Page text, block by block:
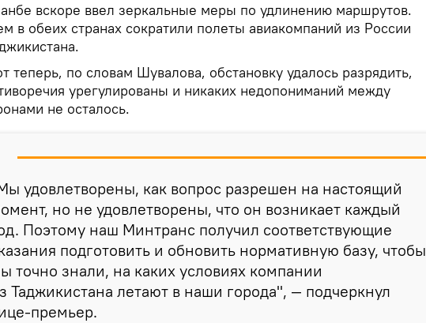
вскоре ввел зеркальные меры по удлинению маршрутов.
в обеих странах сократили полеты авиакомпаний из России
теперь, по словам Шувалова, обстановку удалось разрядить,
урегулированы и никаких недопониманий между
не осталось.
удовлетворены, как вопрос разрешен на настоящий
но не удовлетворены, что он возникает каждый
Поэтому наш Минтранс получил соответствующие
подготовить и обновить нормативную базу, чтобы
точно знали, на каких условиях компании
Таджикистана летают в наши города", — подчеркнул
премьер.